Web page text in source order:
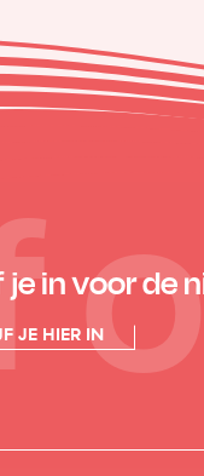
in voor de
JE HIER IN